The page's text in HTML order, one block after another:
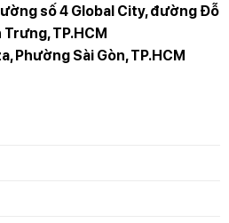
DWBM98G50B – Loại động cơ,
số 4 Global City, đường Đỗ
TP.HCM
Phường Sài Gòn, TP.HCM